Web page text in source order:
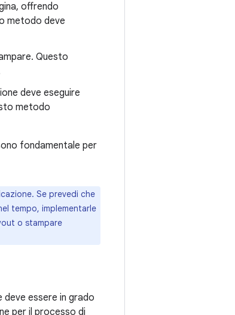
offrendo
metodo deve
Questo
deve eseguire
metodo
fondamentale per
Se prevedi che
tempo, implementarle
o stampare
deve essere in grado
per il processo di